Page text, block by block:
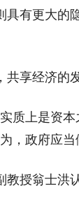
具有更大的
共享经济的
质上是资
，政府应当
教授翁士洪